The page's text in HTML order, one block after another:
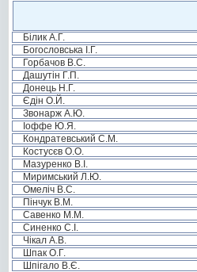
Білик А.Г.
Богословська І.Г.
Горбачов В.С.
Дашутін Г.П.
Донець Н.Г.
Єдін О.Й.
Звонарж А.Ю.
Іоффе Ю.Я.
Кондратевський С.М.
Костусєв О.О.
Мазуренко В.І.
Миримський Л.Ю.
Омеліч В.С.
Пінчук В.М.
Савенко М.М.
Синенко С.І.
Чікал А.В.
Шпак О.Г.
Шпігало В.Є.